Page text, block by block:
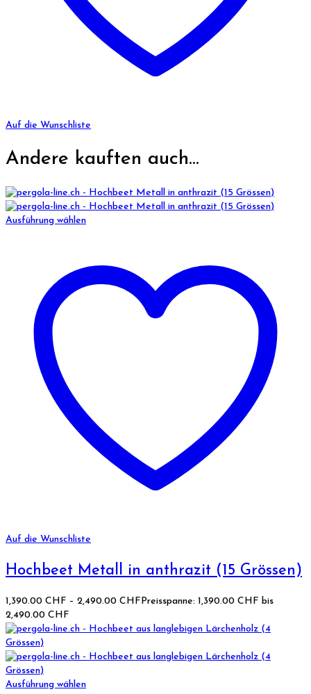
Auf die Wunschliste
Andere kauften auch...
Ausführung wählen
Auf die Wunschliste
Hochbeet Metall in anthrazit (15 Grössen)
1,390.00 CHF – 2,490.00 CHF Preisspanne: 1,390.00 CHF bis
2,490.00 CHF
Ausführung wählen